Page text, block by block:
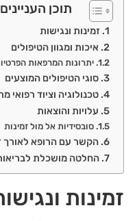
תוכן העניינים
זמינות ונגישות
איכות ומגוון הטיפולים
יתרונות המרפאות
סוגי הטיפולים המוצעים
טכנולוגיה וציוד רפואי
עלויות והוצאות
סובסידיות אל מול זמינות
הקשר עם הרופא לאורך
החלטה מושכלת
זמינות